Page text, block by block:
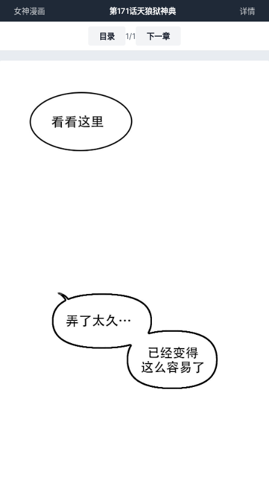
女神漫画 第171话天狼狱神典 详情
目录 1/1 下一章